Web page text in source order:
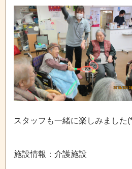
スタッフも一緒に楽しみました
施設情報：介護施設